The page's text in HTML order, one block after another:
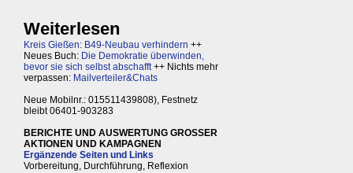
Weiterlesen
Kreis Gießen: B49-Neubau verhindern ++
Neues Buch: Die Demokratie überwinden,
bevor sie sich selbst abschafft++ Nichts mehr
verpassen: Mailverteiler&Chats
Neue Mobilnr.: 015511439808), Festnetz
bleibt 06401-903283
BERICHTE UND AUSWERTUNG GROSSER
AKTIONEN UND KAMPAGNEN
Ergänzende Seiten und Links
Vorbereitung, Durchführung, Reflexion